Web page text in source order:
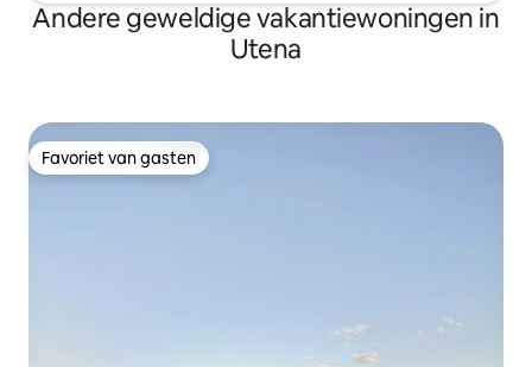
Andere geweldige vakantiewoningen in
Utena
Favoriet van gasten
Favoriet van gasten